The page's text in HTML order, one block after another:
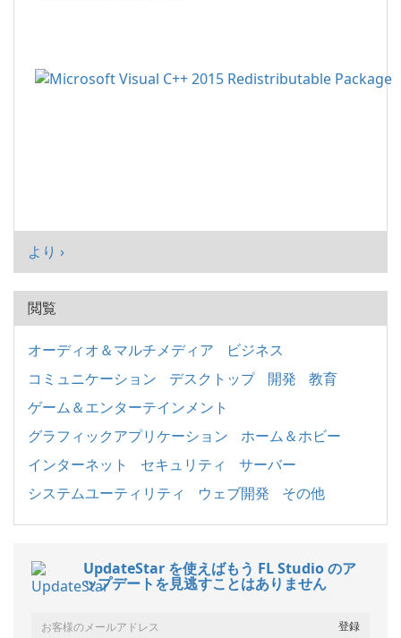
より ›
閲覧
オーディオ＆マルチメディア
ビジネス
コミュニケーション
デスクトップ 開発
教育
ゲーム＆エンターテインメント
グラフィックアプリケーション
ホーム＆ホビー
インターネット
セキュリティ
サーバー
システムユーティリティ
ウェブ開発 その他
UpdateStar を使えばもう FL Studio のア
ップデートを見逃すことはありません